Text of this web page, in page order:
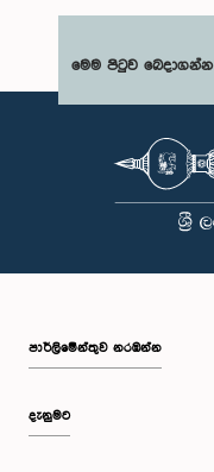
මෙම පිටුව බෙදාගන්න
පාර්ලි‌මේන්තුව නරඹන්න
දැනුමට